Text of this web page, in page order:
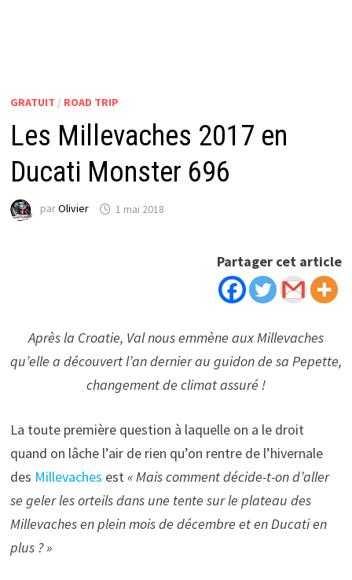
GRATUIT / ROAD TRIP
Les Millevaches 2017 en
Ducati Monster 696
parOlivier 1 mai 2018
Partager cet article
Après la Croatie, Val nous emmène aux Millevaches
qu’elle a découvert l’an dernier au guidon de sa Pepette,
changement de climat assuré !
La toute première question à laquelle on a le droit
quand on lâche l’air de rien qu’on rentre de l’hivernale
des Millevaches est« Mais comment décide-t-on d’aller
se geler les orteils dans une tente sur le plateau des
Millevaches en plein mois de décembre et en Ducati en
plus ? »